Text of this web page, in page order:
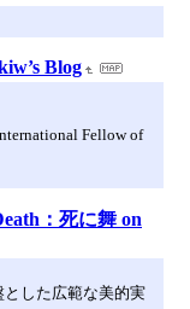
Blog
Fellow of
：死に舞 on
した広範な美的実